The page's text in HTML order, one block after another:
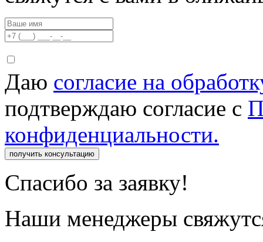
Даю согласие на
подтверждаю согласие с
конфиденциальности.
получить консультацию
Спасибо за заявку!
Наши менеджеры